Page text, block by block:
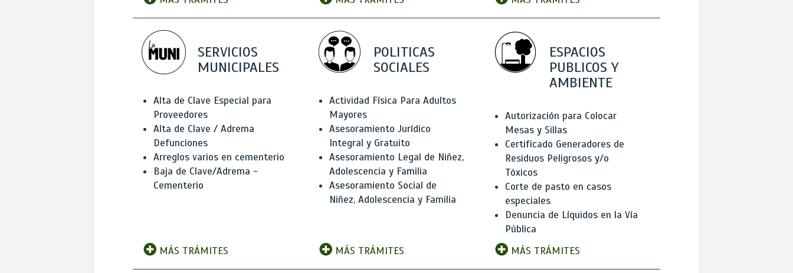
SERVICIOS
MUNICIPALES
Alta de Clave Especial para
Proveedores
Alta de Clave / Adrema
Defunciones
Arreglos varios en cementerio
Baja de Clave/Adrema -
Cementerio
MÁS TRÁMITES
POLITICAS
SOCIALES
Actividad Física Para Adultos
Mayores
Asesoramiento Jurídico
Integral y Gratuito
Asesoramiento Legal de Niñez,
Adolescencia y Familia
Asesoramiento Social de
Niñez, Adolescencia y Familia
MÁS TRÁMITES
ESPACIOS
PUBLICOS Y
AMBIENTE
Autorización para Colocar
Mesas y Sillas
Certificado Generadores de
Residuos Peligrosos y/o
Tóxicos
Corte de pasto en casos
especiales
Denuncia de Líquidos en la Vía
Pública
MÁS TRÁMITES